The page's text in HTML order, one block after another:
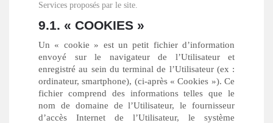
Services proposés par le site.
9.1. « COOKIES »
Un « cookie » est un petit fichier d’information
envoyé sur le navigateur de l’Utilisateur et
enregistré au sein du terminal de l’Utilisateur (ex :
ordinateur, smartphone), (ci-après « Cookies »). Ce
fichier comprend des informations telles que le
nom de domaine de l’Utilisateur, le fournisseur
d’accès Internet de l’Utilisateur, le système